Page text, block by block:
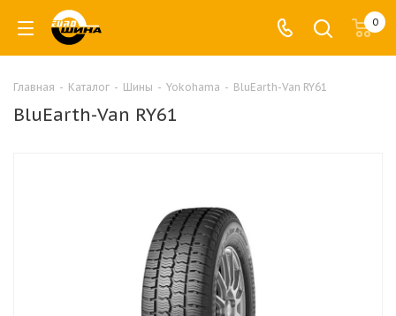
0
Главная - Каталог - Шины - Yokohama - BluEarth-Van RY61
BluEarth-Van RY61